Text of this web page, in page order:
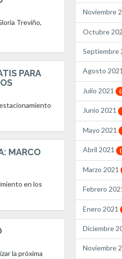
Treviño,
PARA
MARCO
en los
la próxima
Noviembre
Octubre
Septiembre
Agosto
Julio 2021
Junio 2021
Mayo 2021
Abril 2021
Marzo 2021
Febrero
Enero 2021
Diciembre
Noviembre